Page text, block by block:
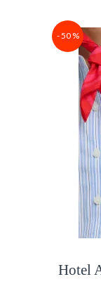
- 50 %
Hotel